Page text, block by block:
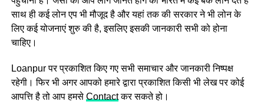
साथ ही कई लोन एप भी मौजूद है और यहां तक की सरकार ने भी लोन के
लिए कई योजनाएं शुरु की है, इसलिए इसकी जानकारी सभी को होना
चाहिए।
Loanpur पर प्रकाशित किए गए सभी समाचार और जानकारी निष्पक्ष
रहेगी। फिर भी अगर आपको हमारे द्वारा प्रकाशित किसी भी लेख पर कोई
आपत्ति है तो आप हमसे Contactकर सकते हो।